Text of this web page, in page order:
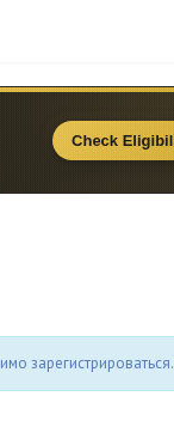
зарегистрироваться.